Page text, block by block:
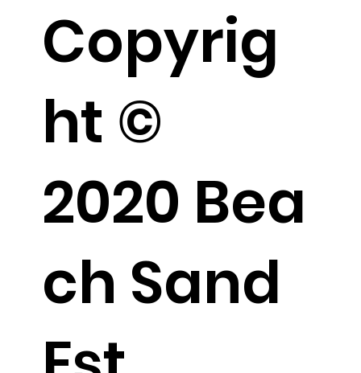
Copyrig
ht ©
2020 Bea
ch Sand